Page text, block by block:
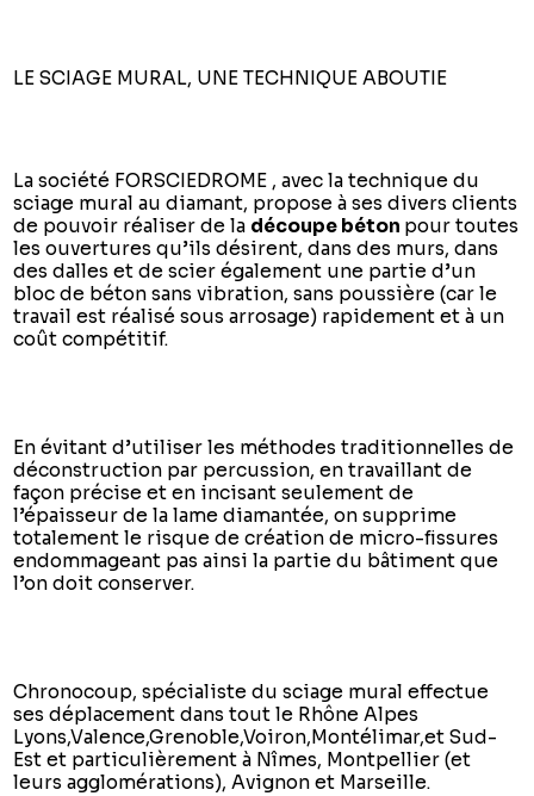
LE SCIAGE MURAL, UNE TECHNIQUE ABOUTIE
La société FORSCIEDROME , avec la technique du
sciage mural au diamant, propose à ses divers clients
de pouvoir réaliser de la découpe béton pour toutes
les ouvertures qu’ils désirent, dans des murs, dans
des dalles et de scier également une partie d’un
bloc de béton sans vibration, sans poussière (car le
travail est réalisé sous arrosage) rapidement et à un
coût compétitif.
En évitant d’utiliser les méthodes traditionnelles de
déconstruction par percussion, en travaillant de
façon précise et en incisant seulement de
l’épaisseur de la lame diamantée, on supprime
totalement le risque de création de micro-fissures
endommageant pas ainsi la partie du bâtiment que
l’on doit conserver.
Chronocoup, spécialiste du sciage mural effectue
ses déplacement dans tout le Rhône Alpes
Lyons,Valence,Grenoble,Voiron,Montélimar,et Sud-
Est et particulièrement à Nîmes, Montpellier (et
leurs agglomérations), Avignon et Marseille.